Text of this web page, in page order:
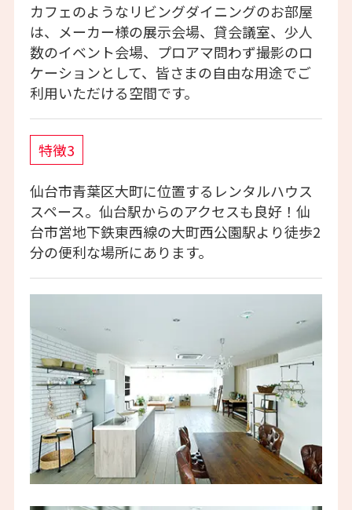
カフェのようなリビングダイニングのお部屋
は、メーカー様の展示会場、貸会議室、少人
数のイベント会場、プロアマ問わず撮影のロ
ケーションとして、皆さまの自由な用途でご
利用いただける空間です。
特徴3
仙台市青葉区大町に位置するレンタルハウス
スペース。仙台駅からのアクセスも良好！仙
台市営地下鉄東西線の大町西公園駅より徒歩2
分の便利な場所にあります。